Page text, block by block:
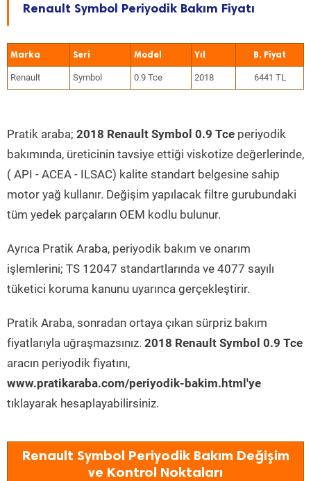
Renault Symbol Periyodik Bakım Fiyatı
Marka Seri Model Yıl
Renault Symbol 0.9 Tce 2018 6441 TL
Pratik araba; 2018 Renault Symbol 0.9 Tce periyodik
bakımında, üreticinin tavsiye ettiği viskotize değerlerinde,
( API - ACEA - ILSAC) kalite standart belgesine sahip
motor yağ kullanır. Değişim yapılacak filtre gurubundaki
tüm yedek parçaların OEM kodlu bulunur.
Ayrıca Pratik Araba, periyodik bakım ve onarım
işlemlerini; TS 12047 standartlarında ve 4077 sayılı
tüketici koruma kanunu uyarınca gerçekleştirir.
Pratik Araba, sonradan ortaya çıkan sürpriz bakım
fiyatlarıyla uğraşmazsınız. 2018 Renault Symbol 0.9 Tce
aracın periyodik fiyatını,
www.pratikaraba.com/periyodik-bakim.html'ye
tıklayarak hesaplayabilirsiniz.
Renault Symbol Periyodik Bakım Değişim
ve Kontrol Noktaları